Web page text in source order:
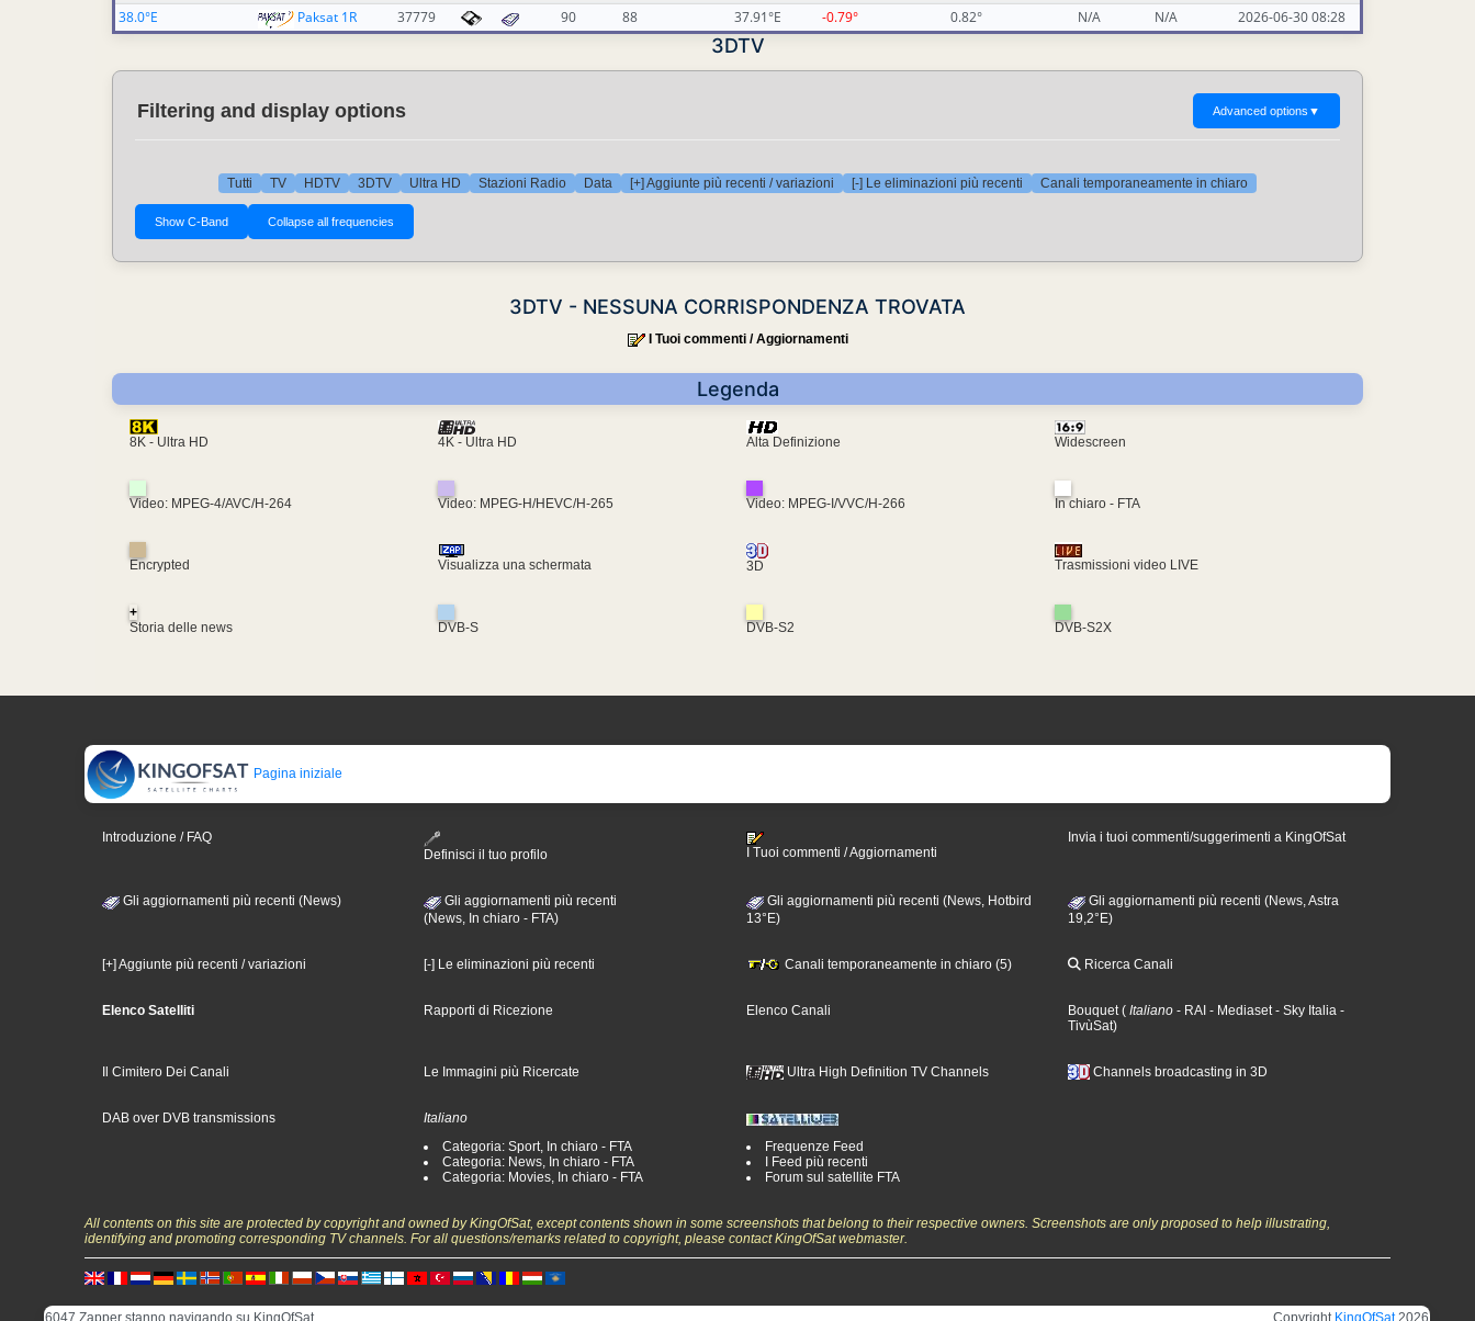
38.0°E
Paksat 1R 37779 90 88 37.91°E -0.79° 0.82° N/A N/A 2026-06-30 08:28
3DTV
Filtering and display options Advanced options ▼
Tutti TV HDTV 3DTV Ultra HD Stazioni Radio Data [+] Aggiunte più recenti / variazioni [-] Le eliminazioni più recenti Canali temporaneamente in chiaro
3DTV - NESSUNA CORRISPONDENZA TROVATA
I Tuoi commenti / Aggiornamenti
Legenda
8K - Ultra HD 4K - Ultra HD Alta Definizione Widescreen
Video: MPEG-4/AVC/H-264 Video: MPEG-H/HEVC/H-265 Video: MPEG-I/VVC/H-266 In chiaro - FTA
Encrypted Visualizza una schermata 3D Trasmissioni video LIVE
+
Storia delle news
DVB-S DVB-S2 DVB-S2X
Pagina iniziale
Introduzione / FAQ
Definisci il tuo profilo
I Tuoi commenti / Aggiornamenti
Invia i tuoi commenti/suggerimenti a KingOfSat
Gli aggiornamenti più recenti (News)
Gli aggiornamenti più recenti
(News, In chiaro - FTA)
Gli aggiornamenti più recenti (News, Hotbird
13°E)
Gli aggiornamenti più recenti (News, Astra
19,2°E)
[+] Aggiunte più recenti / variazioni [-] Le eliminazioni più recenti Canali temporaneamente in chiaro (5) Ricerca Canali
Elenco Satelliti Rapporti di Ricezione Elenco Canali Bouquet ( Italiano - RAI - Mediaset - Sky Italia -
TivùSat)
Il Cimitero Dei Canali Le Immagini più Ricercate Ultra High Definition TV Channels Channels broadcasting in 3D
DAB over DVB transmissions
Italiano
Categoria: Sport, In chiaro - FTA
Categoria: News, In chiaro - FTA
Categoria: Movies, In chiaro - FTA
Frequenze Feed
I Feed più recenti
Forum sul satellite FTA
All contents on this site are protected by copyright and owned by KingOfSat, except contents shown in some screenshots that belong to their respective owners. Screenshots are only proposed to help illustrating,
identifying and promoting corresponding TV channels. For all questions/remarks related to copyright, please contact KingOfSat webmaster.